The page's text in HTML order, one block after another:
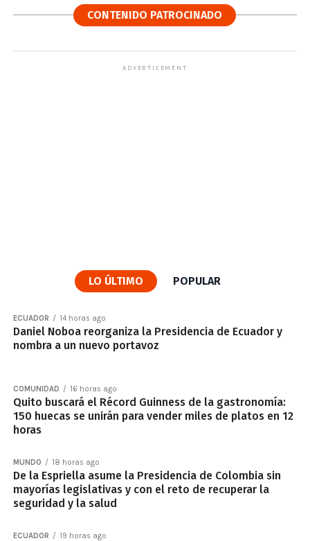
CONTENIDO PATROCINADO
ADVERTISEMENT
LO ÚLTIMO POPULAR
ECUADOR 14 horas ago
Daniel Noboa reorganiza la Presidencia de Ecuador y
nombra a un nuevo portavoz
COMUNIDAD 16 horas ago
Quito buscará el Récord Guinness de la gastronomía:
150 huecas se unirán para vender miles de platos en 12
horas
MUNDO 18 horas ago
De la Espriella asume la Presidencia de Colombia sin
mayorías legislativas y con el reto de recuperar la
seguridad y la salud
ECUADOR 19 horas ago